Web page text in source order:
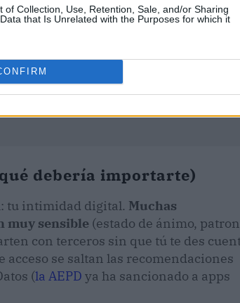
of Collection, Use, Retention, Sale, and/or Sharing
that Is Unrelated with the Purposes for which it
debería importarte)
tu intimidad digital. Muchas
muy sensible (estado de ánimo,
con terceros sin que tú te des
acceso se saltan las recomendaciones
(la AEPD ya ha sancionado a apps